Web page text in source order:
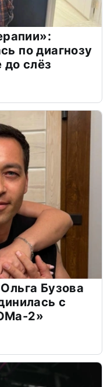
по диагнозу
до слёз
Бузова
с
2»